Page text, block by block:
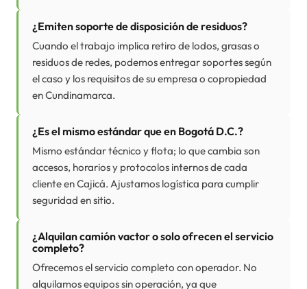
¿Emiten soporte de disposición de residuos?
Cuando el trabajo implica retiro de lodos, grasas o
residuos de redes, podemos entregar soportes según
el caso y los requisitos de su empresa o copropiedad
en Cundinamarca.
¿Es el mismo estándar que en Bogotá D.C.?
Mismo estándar técnico y flota; lo que cambia son
accesos, horarios y protocolos internos de cada
cliente en Cajicá. Ajustamos logística para cumplir
seguridad en sitio.
¿Alquilan camión vactor o solo ofrecen el servicio
completo?
Ofrecemos el servicio completo con operador. No
alquilamos equipos sin operación, ya que